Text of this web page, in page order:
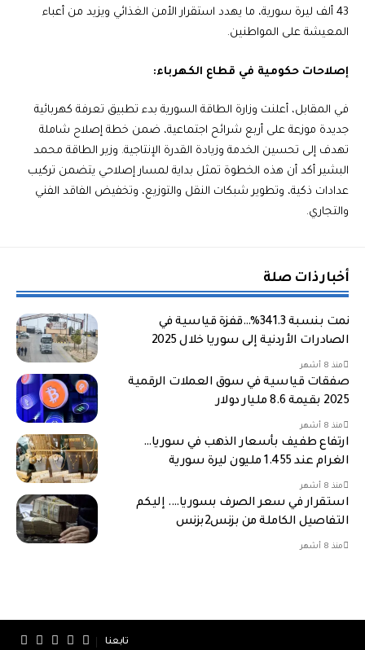
43 ألف ليرة سورية، ما يهدد استقرار الأمن الغذائي ويزيد من أعباء
المعيشة على المواطنين.
إصلاحات حكومية في قطاع الكهرباء:
في المقابل، أعلنت وزارة الطاقة السورية بدء تطبيق تعرفة كهربائية
جديدة موزعة على أربع شرائح اجتماعية، ضمن خطة إصلاح شاملة
تهدف إلى تحسين الخدمة وزيادة القدرة الإنتاجية. وزير الطاقة محمد
البشير أكد أن هذه الخطوة تمثل بداية لمسار إصلاحي يتضمن تركيب
عدادات ذكية، وتطوير شبكات النقل والتوزيع، وتخفيض الفاقد الفني
والتجاري.
أخبار ذات صلة
نمت بنسبة 341.3%…قفزة قياسية في
الصادرات الأردنية إلى سوريا خلال 2025
منذ 8 أشهر
صفقات قياسية في سوق العملات الرقمية
2025 بقيمة 8.6 مليار دولار
منذ 8 أشهر
ارتفاع طفيف بأسعار الذهب في سوريا…
الغرام عند 1.455 مليون ليرة سورية
منذ 8 أشهر
استقرار في سعر الصرف بسوريا…. إليكم
التفاصيل الكاملة من بزنس2بزنس
منذ 8 أشهر
تابعنا